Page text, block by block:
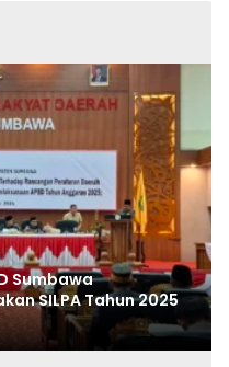
Sumbawa
SILPA Tahun 2025